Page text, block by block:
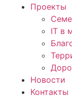
Проекты
IT в
Новости
Контакты